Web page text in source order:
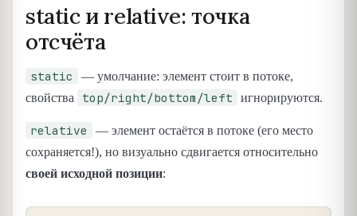
static и relative: точка
отсчёта
static
— умолчание: элемент стоит в потоке,
свойства
top/right/bottom/left игнорируются.
relative
— элемент остаётся в потоке (его место
сохраняется!), но визуально сдвигается относительно
своей исходной позиции: